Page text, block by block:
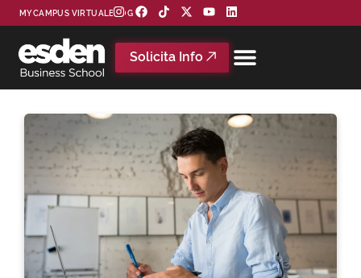
MYCAMPUS VIRTUAL BLOG
Solicita Info